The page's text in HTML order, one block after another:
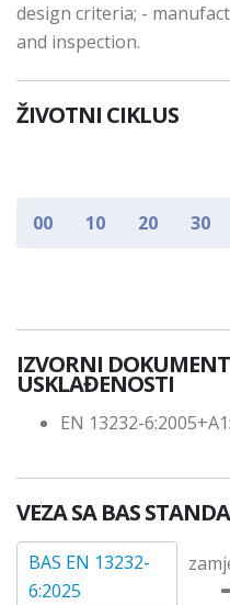
design criteria; -
and inspection.
ŽIVOTNI CIKLUS
00 10 20 30
IZVORNI
USKLAĐENOSTI
EN 13232-
VEZA SA BAS
BAS EN 13232-
6:2025